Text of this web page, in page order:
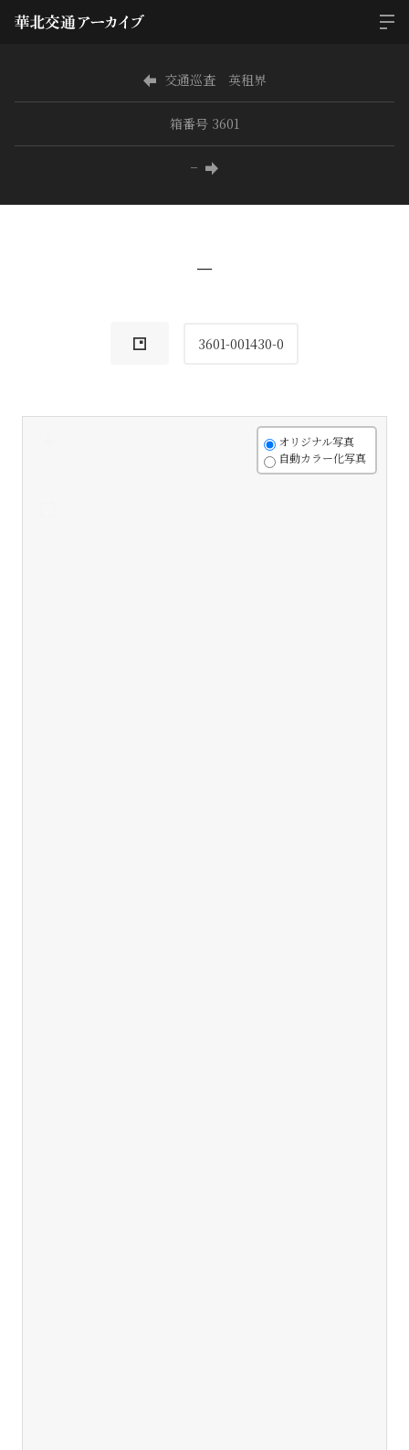
交通巡査 英租界
箱番号 3601
−
−
3601-001430-0
オリジナル写真
自動カラー化写真